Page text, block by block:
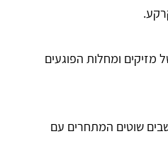
מזיקים ומחלות הפוגעים
שוטים המתחרים עם